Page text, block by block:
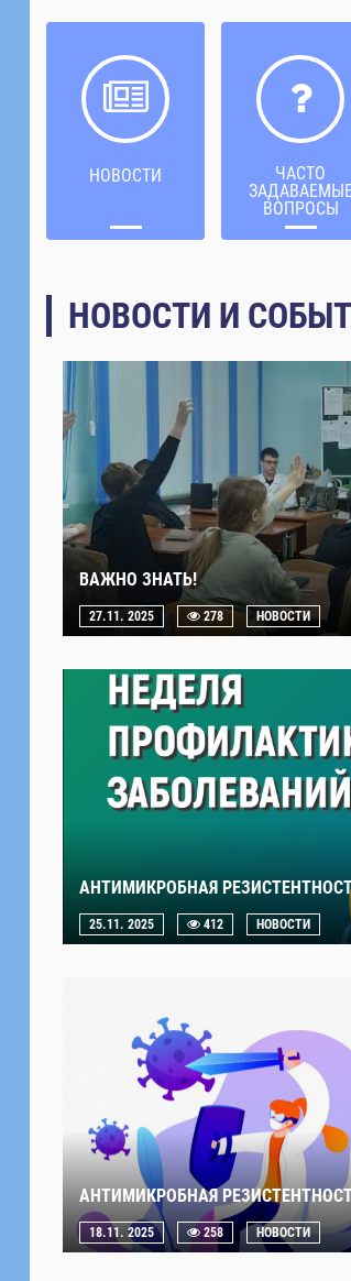
НОВОСТИ
ЧАСТО
ВОПРОСЫ
НОВОСТИ И
ВАЖНО ЗНАТЬ!
27.11. 2025 278 НОВОСТИ
АНТИМИКРОБНАЯ
25.11. 2025 412 НОВОСТИ
АНТИМИКРОБНАЯ
18.11. 2025 258 НОВОСТИ